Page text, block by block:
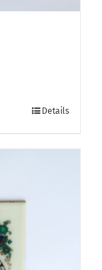
Details